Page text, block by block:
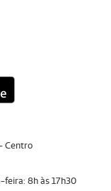
Centro
8h às 17h30